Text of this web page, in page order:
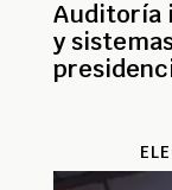
Auditoría
y